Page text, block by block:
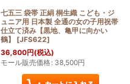
七五三 袋帯 正絹 桐生織 こども・ジ
ュニア用 日本製 全通の女の子用祝帯
仕立て済み【黒地、亀甲に向かい
鶴】
[JFS622]
36,800円(税込)
モール販売価格: 38,500円